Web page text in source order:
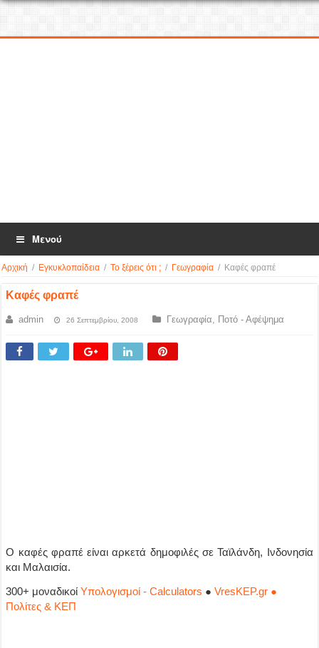
Μενού
Αρχική / Εγκυκλοπαίδεια / Το ξέρεις ότι ; / Γεωγραφία / Καφές φραπέ
Καφές φραπέ
admin 26 Σεπτεμβρίου, 2008 Γεωγραφία, Ποτό - Αφέψημα
Ο καφές φραπέ είναι αρκετά δημοφιλές σε Ταϊλάνδη, Ινδονησία
και Μαλαισία.
300+ μοναδικοίΥπολογισμοί - Calculators ●VresKEP.gr ●
Πολίτες & ΚΕΠ